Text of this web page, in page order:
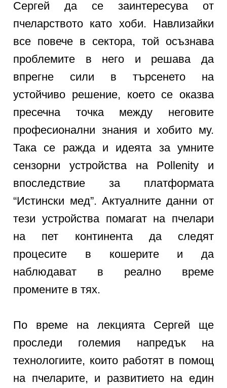
Сергей да се заинтересува от
пчеларството като хоби. Навлизайки
все повече в сектора, той осъзнава
проблемите в него и решава да
впрегне сили в търсенето на
устойчиво решение, което се оказва
пресечна точка между неговите
професионални знания и хобито му.
Така се ражда и идеята за умните
сензорни устройства на Pollenity и
впоследствие за платформата
“Истински мед”. Актуалните данни от
тези устройства помагат на пчелари
на пет континента да следят
процесите в кошерите и да
наблюдават в реално време
промените в тях.
По време на лекцията Сергей ще
проследи големия напредък на
технологиите, които работят в помощ
на пчеларите, и развитието на един